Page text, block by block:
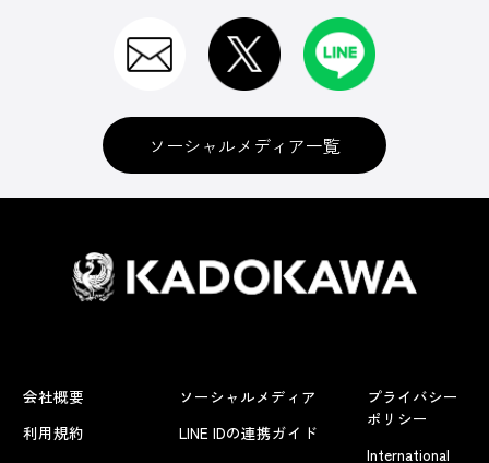
ソーシャルメディア一覧
会社概要
利用規約
ソーシャルメディア
LINE IDの連携ガイド
プライバシー
ポリシー
International